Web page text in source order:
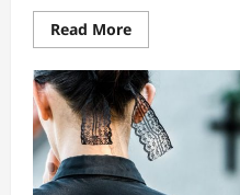
Read MoreRead
more
Чи
можна
консервувати
при
місячних:
відповідь